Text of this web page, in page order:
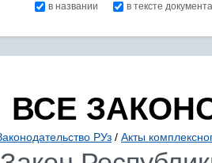
в названии в тексте документа
ВСЕ
РУз / Акты